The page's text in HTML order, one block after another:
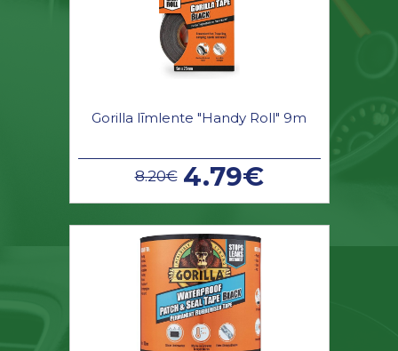
Gorilla līmlente "Handy Roll" 9m
8.20€ 4.79€